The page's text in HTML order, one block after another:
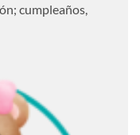
cumpleaños,